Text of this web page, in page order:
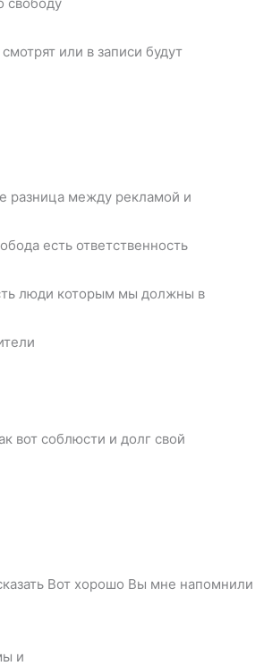
или в записи будут
разница между рекламой и
есть ответственность
люди которым мы должны в
вот соблюсти и долг свой
Вот хорошо Вы мне напомнили
и